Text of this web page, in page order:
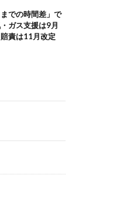
での時間差」で
ガス支援は9月
責は11月改定